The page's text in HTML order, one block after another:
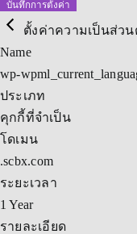
บันทึกการตั้งค่า
ตั้งค่าความเป็นส่วน
Name
wp-
ประเภท
คุกกี้ที่จำเป็น
โดเมน
.scbx.com
ระยะเวลา
1 Year
รายละเอียด